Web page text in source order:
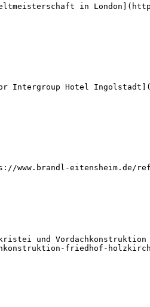
in
Intergroup Hotel
www.brandl-eitensheim.de/
und
friedhof-